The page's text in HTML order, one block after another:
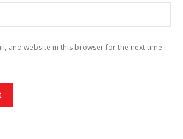
and website in this browser for the next time I